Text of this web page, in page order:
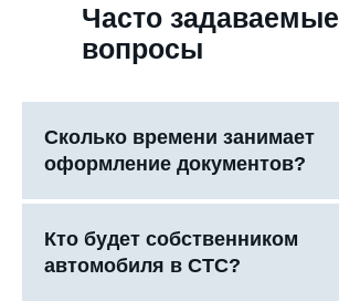
Часто задаваемые
вопросы
Сколько времени занимает
оформление документов?
Кто будет собственником
автомобиля в СТС?